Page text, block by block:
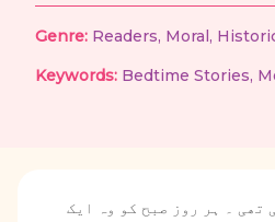
Genre: Readers, Moral,
Keywords: Bedtime Stories,
تھی ۔ ہر روز صبح کو وہ ایک